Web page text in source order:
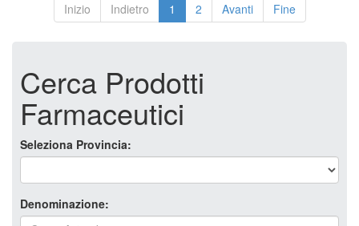
Inizio Indietro 1 2 Avanti Fine
Cerca Prodotti
Farmaceutici
Seleziona Provincia:
Denominazione: